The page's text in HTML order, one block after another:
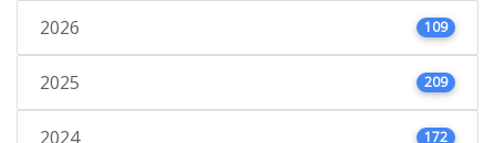
2026 109
2025 209
2024 172